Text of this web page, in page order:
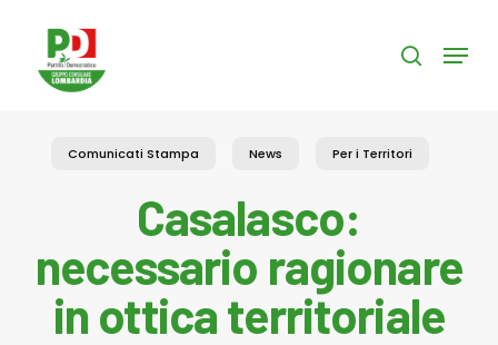
content
search
Menu
Comunicati Stampa News Per i Territori
Casalasco:
necessario ragionare
in ottica territoriale